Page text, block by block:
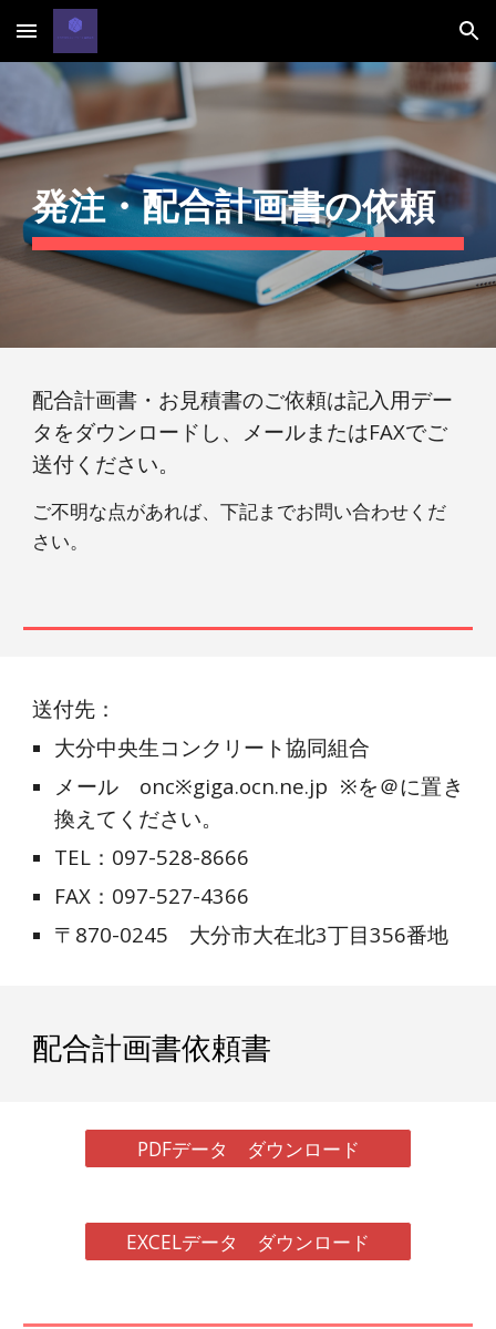
Skip to main content Skip to navigation
発注・配合計画書の依頼
配合計画書・お見積書のご依頼は記入用デー
タをダウンロードし、 メールまたはFAXでご
送付ください。
ご不明な点があれば、下記までお問い合わせくだ
さい。
送付先：
大分中央生コンクリート協同組合
メール onc※giga.ocn.ne.jp ※を＠に置き
換えてください。
TEL：097-528-8666
FAX：097-527-4366
〒870-0245 大分市大在北3丁目356番地
配合計画書依頼書
PDFデータ ダウンロード
EXCELデータ ダウンロード